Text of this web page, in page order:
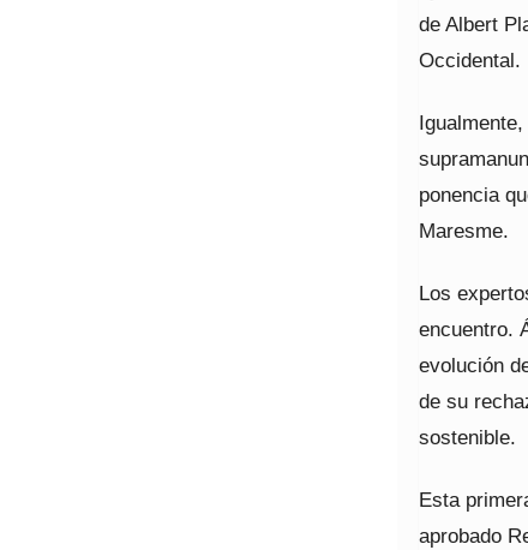
de Albert
Occidental.
ponencia
Maresme.
Los
encuentro.
evolución
de su
sostenible.
Esta
aprobado